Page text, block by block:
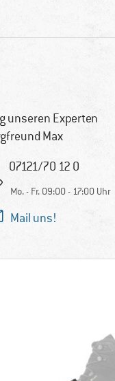
unseren Experten
Max
07121/70 12 0
Mo. - Fr. 09:00 - 17:00 Uhr
Mail uns!